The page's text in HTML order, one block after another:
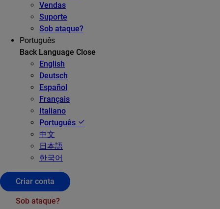
Vendas
Suporte
Sob ataque?
Português
Back Language Close
English
Deutsch
Español
Français
Italiano
Português
中文
日本語
한국어
Criar conta
Sob ataque?